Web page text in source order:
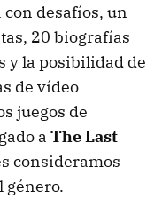
desafíos, un
20 biografías
y la posibilidad de
de vídeo
juegos de
a The Last
consideramos
género.